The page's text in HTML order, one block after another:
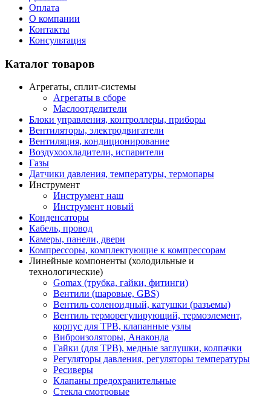
Оплата
О компании
Контакты
Консультация
Каталог товаров
Агрегаты, сплит-системы
Агрегаты в сборе
Маслоотделители
Блоки управления, контроллеры, приборы
Вентиляторы, электродвигатели
Вентиляция, кондиционирование
Воздухоохладители, испарители
Газы
Датчики давления, температуры, термопары
Инструмент
Инструмент наш
Инструмент новый
Конденсаторы
Кабель, провод
Камеры, панели, двери
Компрессоры, комплектующие к компрессорам
Линейные компоненты (холодильные и
технологические)
Gomax (трубка, гайки, фитинги)
Вентили (шаровые, GBS)
Вентиль соленоидный, катушки (разъемы)
Вентиль терморегулирующий, термоэлемент,
корпус для ТРВ, клапанные узлы
Виброизоляторы, Анаконда
Гайки (для ТРВ), медные заглушки, колпачки
Регуляторы давления, регуляторы температуры
Ресиверы
Клапаны предохранительные
Стекла смотровые